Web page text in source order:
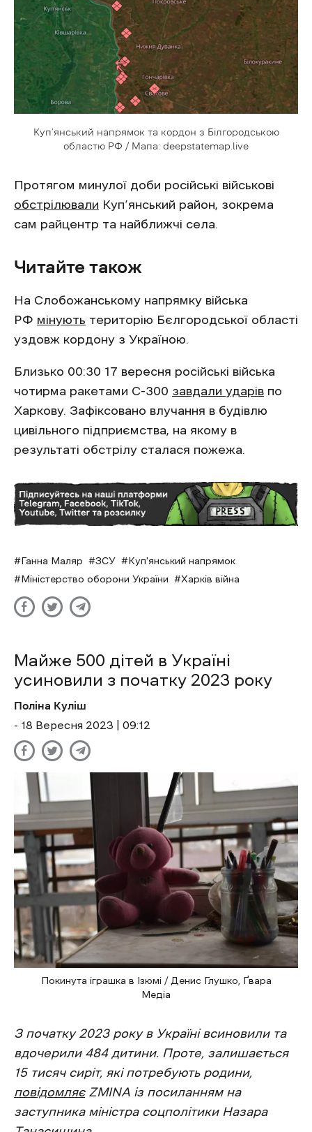
Куп’янський напрямок та кордон з Білгородською
областю РФ / Мапа: deepstatemap.live
Протягом минулої доби російські військові
обстрілювали Куп’янський район, зокрема
сам райцентр та найближчі села.
Читайте також
На Слобожанському напрямку війська
РФ мінують територію Бєлгородської області
уздовж кордону з Україною.
Близько 00:30 17 вересня російські війська
чотирма ракетами С-300 завдали ударів по
Харкову. Зафіксовано влучання в будівлю
цивільного підприємства, на якому в
результаті обстрілу сталася пожежа.
Ганна Маляр ЗСУ
Куп'янський напрямок
Міністерство оборони України
Харків війна
Майже 500 дітей в Україні
усиновили з початку 2023 року
Поліна Куліш
- 18 Вересня 2023 | 09:12
Покинута іграшка в Ізюмі / Денис Глушко, Ґвара
Медіа
З початку 2023 року в Україні всиновили та
вдочерили 484 дитини. Проте, залишається
15 тисяч сиріт, які потребують родини,
повідомляєZMINA із посиланням на
заступника міністра соцполітики Назара